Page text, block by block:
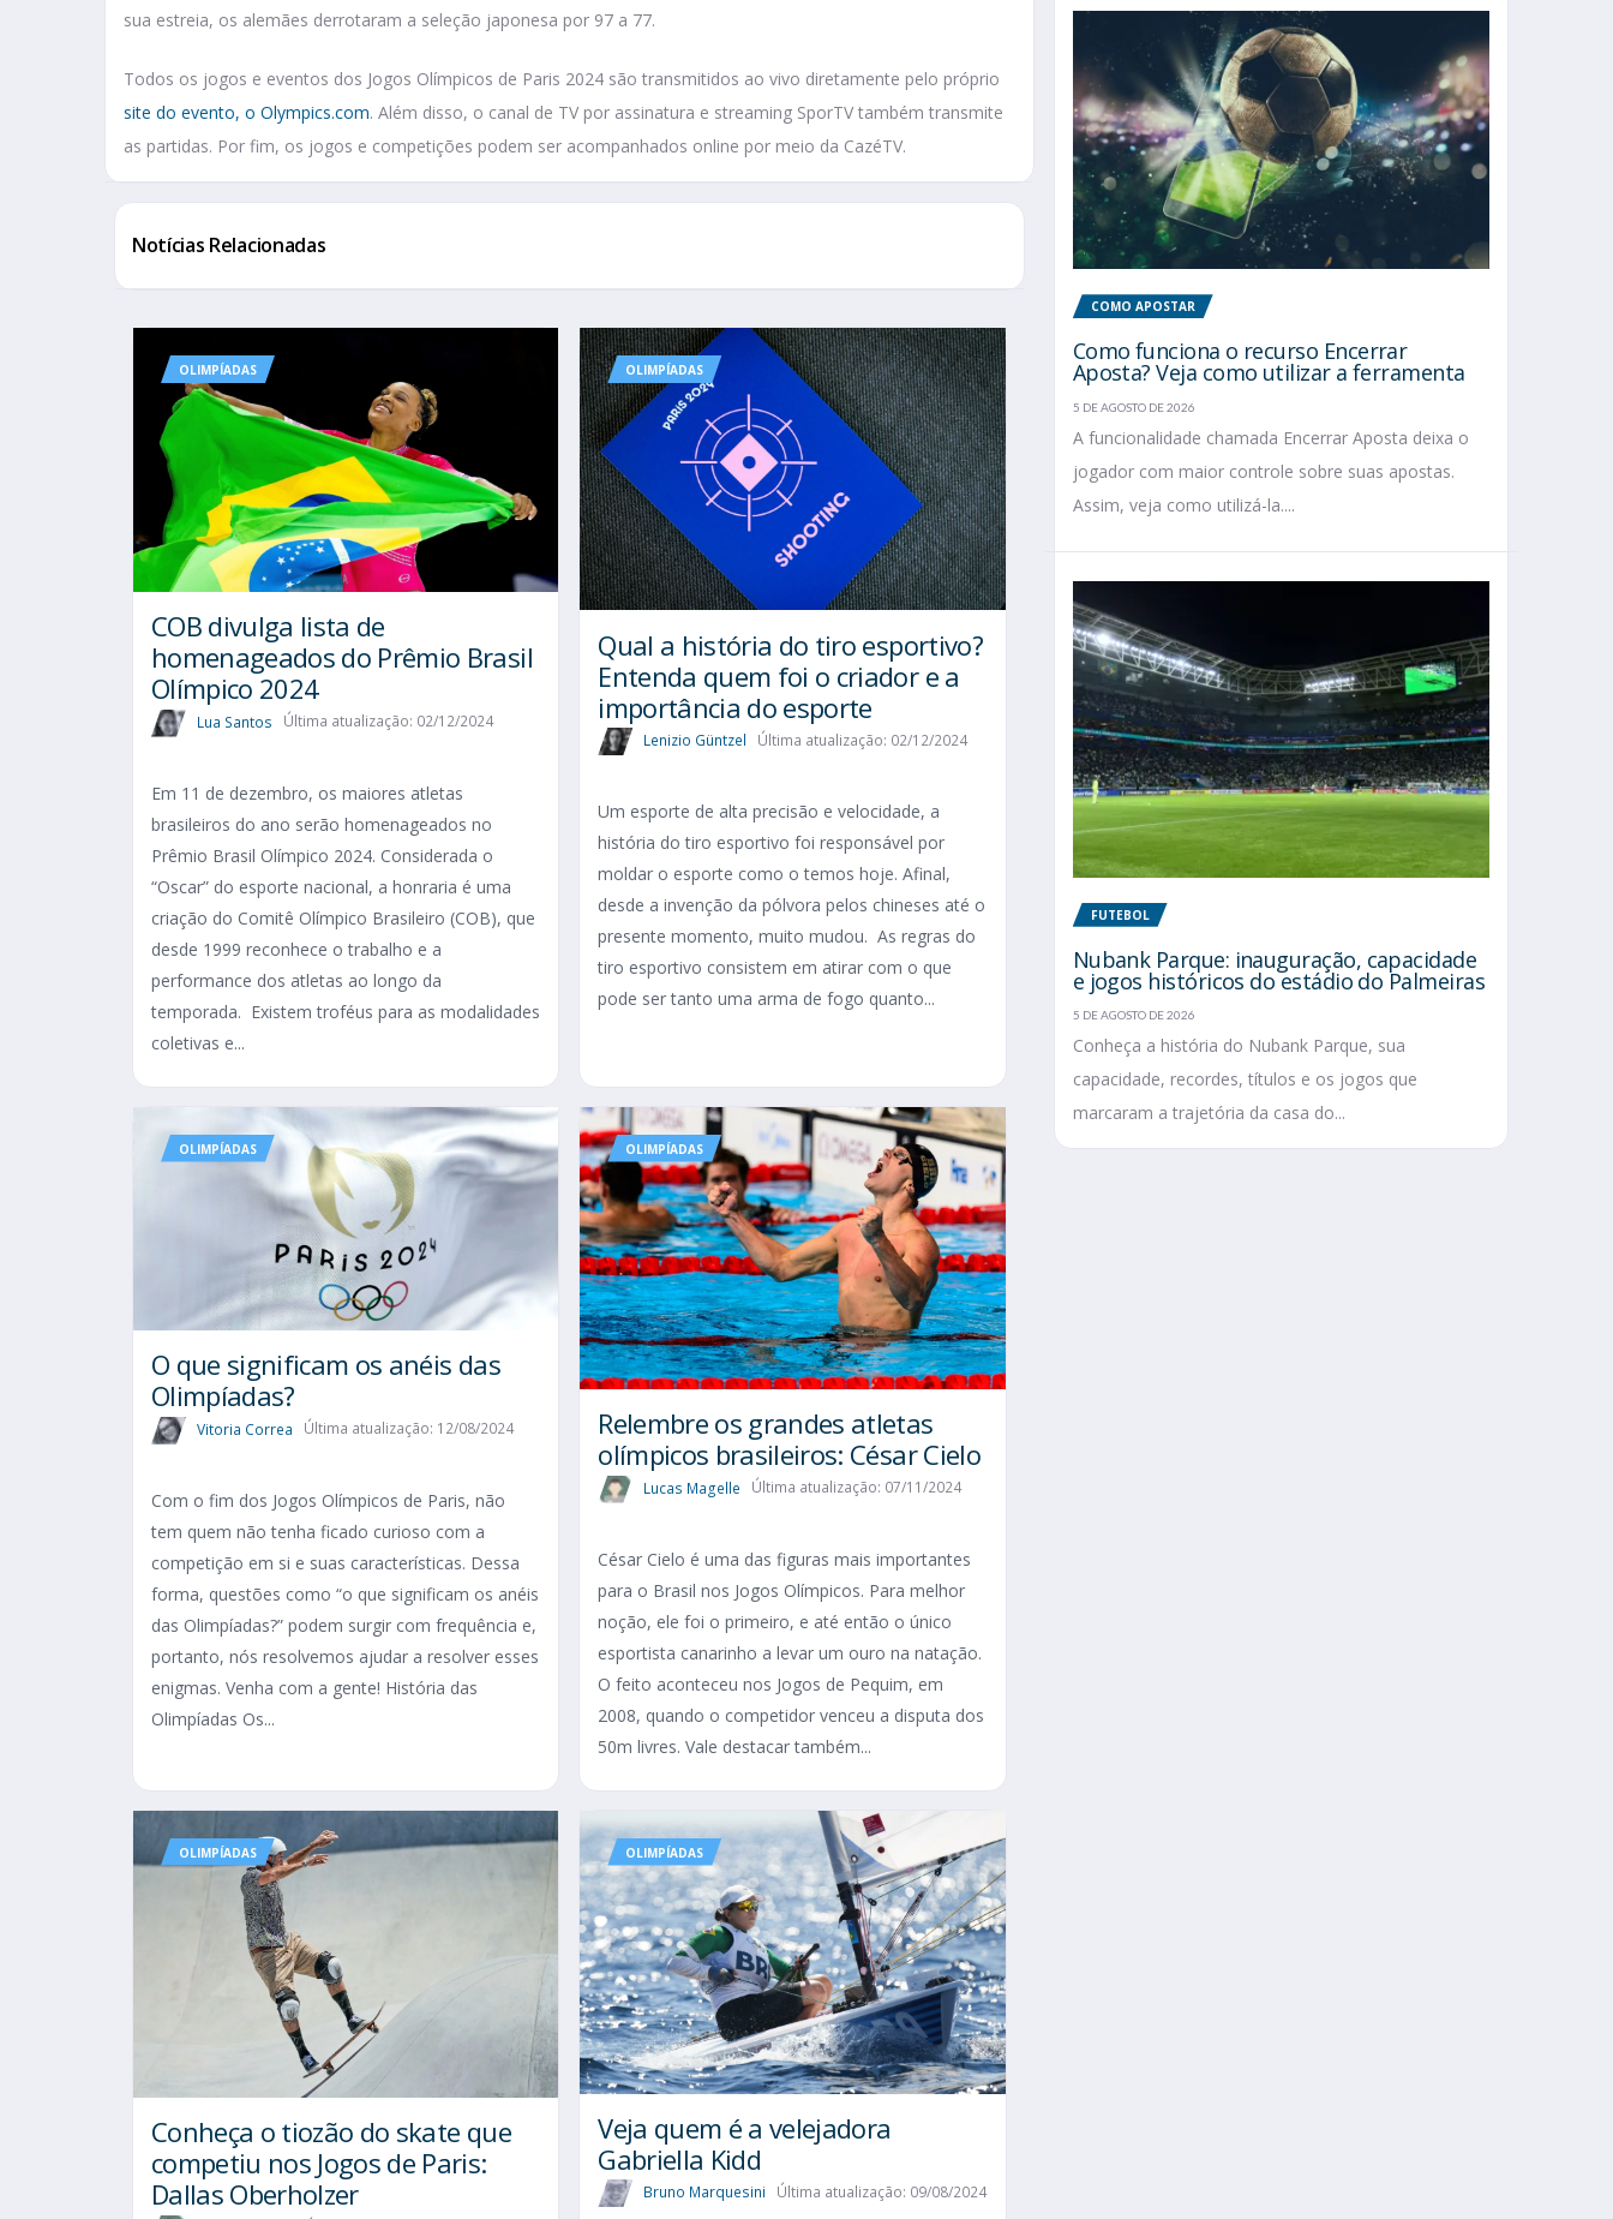
sua estreia, os alemães derrotaram a seleção japonesa por 97 a 77.
Todos os jogos e eventos dos Jogos Olímpicos de Paris 2024 são transmitidos ao vivo diretamente pelo próprio
site do evento, o Olympics.com. Além disso, o canal de TV por assinatura e streaming SporTV também transmite
as partidas. Por fim, os jogos e competições podem ser acompanhados online por meio da CazéTV.
Notícias Relacionadas
OLIMPÍADAS
COB divulga lista de
homenageados do Prêmio Brasil
Olímpico 2024
Lua Santos Última atualização: 02/12/2024
Em 11 de dezembro, os maiores atletas
brasileiros do ano serão homenageados no
Prêmio Brasil Olímpico 2024. Considerada o
“Oscar” do esporte nacional, a honraria é uma
criação do Comitê Olímpico Brasileiro (COB), que
desde 1999 reconhece o trabalho e a
performance dos atletas ao longo da
temporada. Existem troféus para as modalidades
coletivas e...
OLIMPÍADAS
Qual a história do tiro esportivo?
Entenda quem foi o criador e a
importância do esporte
Lenizio Güntzel Última atualização: 02/12/2024
Um esporte de alta precisão e velocidade, a
história do tiro esportivo foi responsável por
moldar o esporte como o temos hoje. Afinal,
desde a invenção da pólvora pelos chineses até o
presente momento, muito mudou. As regras do
tiro esportivo consistem em atirar com o que
pode ser tanto uma arma de fogo quanto...
OLIMPÍADAS
O que significam os anéis das
Olimpíadas?
Vitoria Correa Última atualização: 12/08/2024
Com o fim dos Jogos Olímpicos de Paris, não
tem quem não tenha ficado curioso com a
competição em si e suas características. Dessa
forma, questões como “o que significam os anéis
das Olimpíadas?” podem surgir com frequência e,
portanto, nós resolvemos ajudar a resolver esses
enigmas. Venha com a gente! História das
Olimpíadas Os...
OLIMPÍADAS
Relembre os grandes atletas
olímpicos brasileiros: César Cielo
Lucas Magelle Última atualização: 07/11/2024
César Cielo é uma das figuras mais importantes
para o Brasil nos Jogos Olímpicos. Para melhor
noção, ele foi o primeiro, e até então o único
esportista canarinho a levar um ouro na natação.
O feito aconteceu nos Jogos de Pequim, em
2008, quando o competidor venceu a disputa dos
50m livres. Vale destacar também...
OLIMPÍADAS
Conheça o tiozão do skate que
competiu nos Jogos de Paris:
Dallas Oberholzer
OLIMPÍADAS
Veja quem é a velejadora
Gabriella Kidd
Bruno Marquesini Última atualização: 09/08/2024
COMO APOSTAR
Como funciona o recurso Encerrar
Aposta? Veja como utilizar a ferramenta
5 DE AGOSTO DE 2026
A funcionalidade chamada Encerrar Aposta deixa o
jogador com maior controle sobre suas apostas.
Assim, veja como utilizá-la....
FUTEBOL
Nubank Parque: inauguração, capacidade
e jogos históricos do estádio do Palmeiras
5 DE AGOSTO DE 2026
Conheça a história do Nubank Parque, sua
capacidade, recordes, títulos e os jogos que
marcaram a trajetória da casa do...